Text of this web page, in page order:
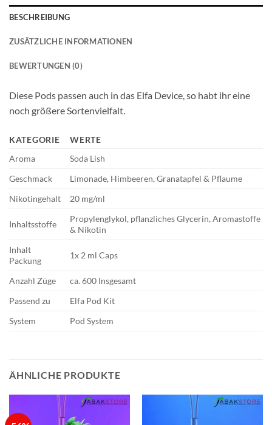
BESCHREIBUNG
ZUSÄTZLICHE INFORMATIONEN
BEWERTUNGEN (0)
Diese Pods passen auch in das Elfa Device, so habt ihr eine
noch größere Sortenvielfalt.
KATEGORIE
WERTE
Aroma
Soda Lish
Geschmack
Limonade, Himbeeren, Granatapfel & Pflaume
Nikotingehalt
20 mg/ml
Inhaltsstoffe
Propylenglykol, pflanzliches Glycerin, Aromastoffe
& Nikotin
Inhalt
Packung
1x 2 ml Caps
Anzahl Züge
ca. 600 Insgesamt
Passend zu
Elfa Pod Kit
System
Pod System
ÄHNLICHE PRODUKTE